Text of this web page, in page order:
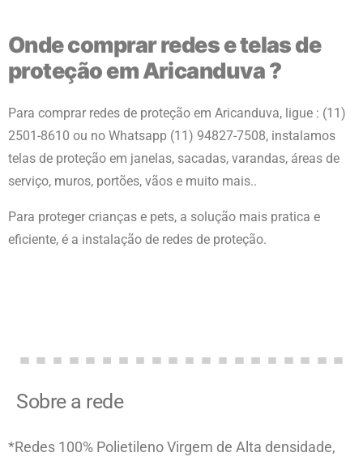
Onde comprar redes e telas de
proteção em Aricanduva ?
Para comprar redes de proteção em Aricanduva, ligue : (11)
2501-8610 ou no Whatsapp (11) 94827-7508, instalamos
telas de proteção em janelas, sacadas, varandas, áreas de
serviço, muros, portões, vãos e muito mais..
Para proteger crianças e pets, a solução mais pratica e
eficiente, é a instalação de redes de proteção.
Sobre a rede
*Redes 100% Polietileno Virgem de Alta densidade,